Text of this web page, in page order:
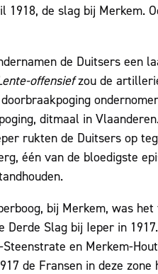
1918, de slag bij Merkem.
de Duitsers een
offensiefzou de
ditmaal in
rukten de Duitsers op
één van de bloedigste
bij Merkem, was
Derde Slag bij Ieper in
en Merkem-
de Fransen in deze